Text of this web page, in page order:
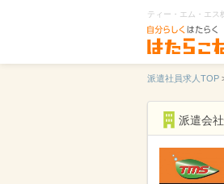
ティー・エム・エス
派遣社員求人TOP
派遣会